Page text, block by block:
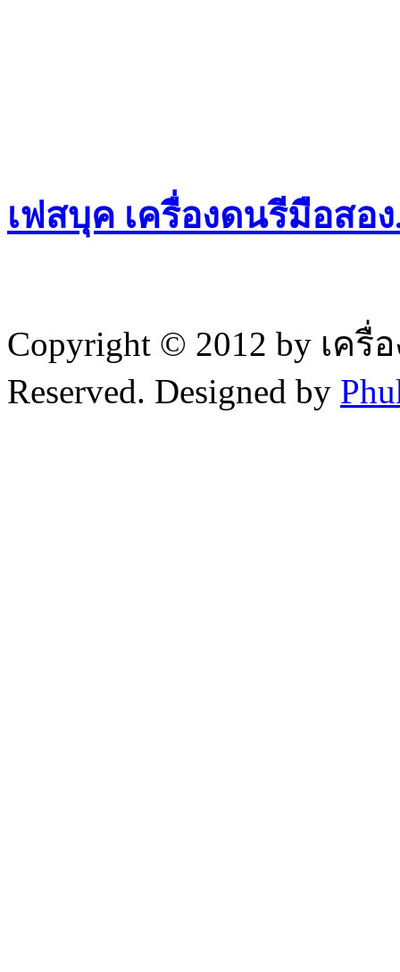
เฟสบุค เครื่องดนรีมือสอง
Copyright © 2012 by เค
Reserved. Designed by